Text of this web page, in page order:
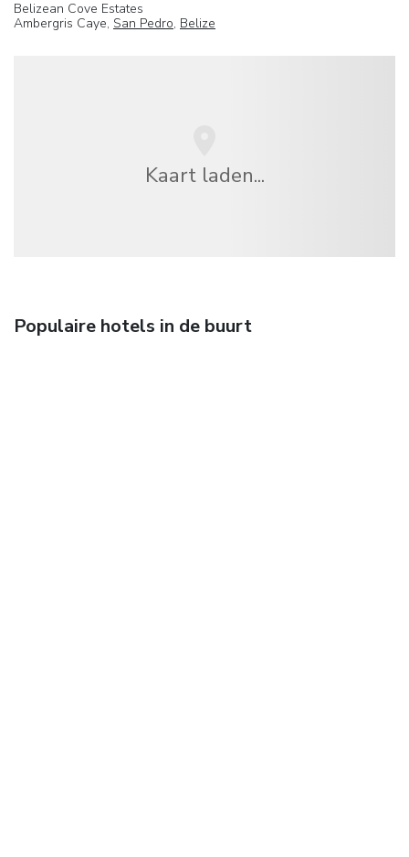
Belizean Cove Estates
Ambergris Caye, San Pedro, Belize
Kaart laden...
Populaire hotels in de buurt